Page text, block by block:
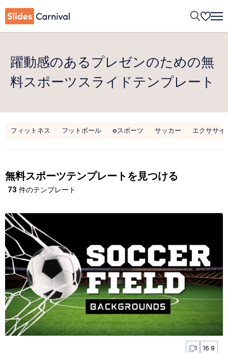
躍動感のあるプレゼンのための無
料スポーツスライドテンプレート
フィットネス フットボール eスポーツ サッカー エクササイ
無料スポーツテンプレートを見つける
73 件のテンプレート
1 16:9